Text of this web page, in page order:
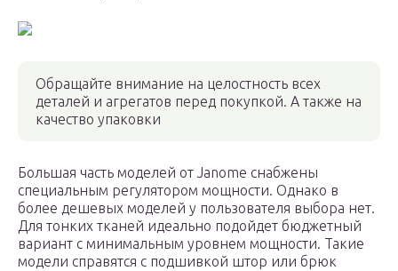
Обращайте внимание на целостность всех
деталей и агрегатов перед покупкой. А также на
качество упаковки
Большая часть моделей от Jаnome снабжены
специальным регулятором мощности. Однако в
более дешевых моделей у пользователя выбора нет.
Для тонких тканей идеально подойдет бюджетный
вариант с минимальным уровнем мощности. Такие
модели справятся с подшивкой штор или брюк